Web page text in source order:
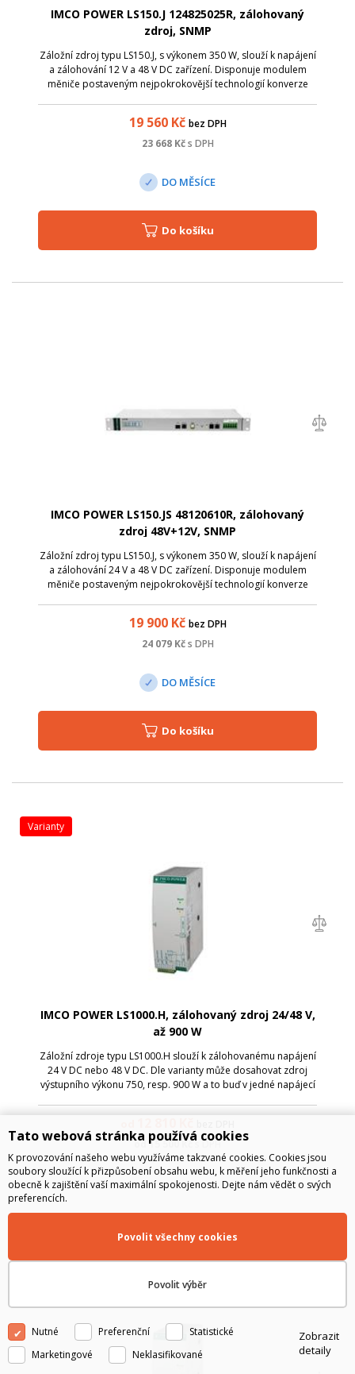
IMCO POWER LS150.J 124825025R, zálohovaný
zdroj, SNMP
Záložní zdroj typu LS150.J, s výkonem 350 W, slouží k napájení
a zálohování 12 V a 48 V DC zařízení. Disponuje modulem
měniče postaveným nejpokrokovější technologií konverze
19 560Kč bez DPH
23 668Kč s DPH
DO MĚSÍCE
Do košíku
IMCO POWER LS150.JS 48120610R, zálohovaný
zdroj 48V+12V, SNMP
Záložní zdroj typu LS150.J, s výkonem 350 W, slouží k napájení
a zálohování 24 V a 48 V DC zařízení. Disponuje modulem
měniče postaveným nejpokrokovější technologií konverze
19 900Kč bez DPH
24 079Kč s DPH
DO MĚSÍCE
Do košíku
IMCO POWER LS1000.H, zálohovaný zdroj 24/48 V,
až 900 W
Záložní zdroje typu LS1000.H slouží k zálohovanému napájení
24 V DC nebo 48 V DC. Dle varianty může dosahovat zdroj
výstupního výkonu 750, resp. 900 W a to buď v jedné napájecí
od 15 500Kčs DPH
varianty
Tato webová stránka používá cookies
K provozování našeho webu využíváme takzvané cookies. Cookies jsou
soubory sloužící k přizpůsobení obsahu webu, k měření jeho funkčnosti a
obecně k zajištění vaší maximální spokojenosti. Dejte nám vědět o svých
preferencích.
Povolit výběr
Povolit všechny cookies
Nutné Preferenční
Statistické
Marketingové
Neklasifikované
Zobrazit
detaily